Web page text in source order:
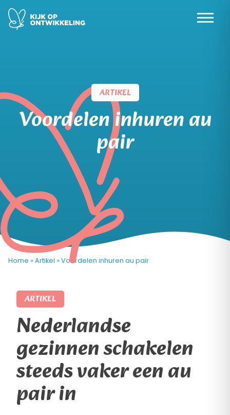
Skip
ARTIKEL
Voordelen inhuren au
pair
Home » Artikel » Voordelen inhuren au pair
ARTIKEL
Nederlandse
gezinnen schakelen
steeds vaker een au
pair in